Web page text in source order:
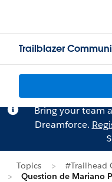
Trailblazer
Bring your team
Dreamforce.
Topics
#Trailhead
Question de Mariano